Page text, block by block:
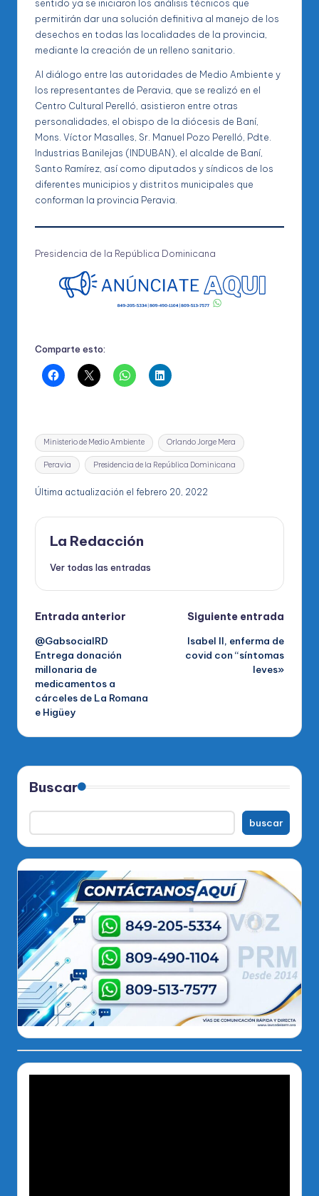
sentido ya se iniciaron los análisis técnicos que
permitirán dar una solución definitiva al manejo de los
desechos en todas las localidades de la provincia,
mediante la creación de un relleno sanitario.
Al diálogo entre las autoridades de Medio Ambiente y
los representantes de Peravia, que se realizó en el
Centro Cultural Perelló, asistieron entre otras
personalidades, el obispo de la diócesis de Baní,
Mons. Víctor Masalles, Sr. Manuel Pozo Perelló, Pdte.
Industrias Banilejas (INDUBAN), el alcalde de Baní,
Santo Ramírez, así como diputados y síndicos de los
diferentes municipios y distritos municipales que
conforman la provincia Peravia.
Presidencia de la República Dominicana
Comparte esto:
Etiquetas:
Ministerio de Medio Ambiente Orlando Jorge Mera
Peravia Presidencia de la República Dominicana
Última actualización el febrero 20, 2022
La Redacción
Ver todas las entradas
Navegación
de
entradas
Entrada anterior
@GabsocialRD
Entrega donación
millonaria de
medicamentos a
cárceles de La Romana
e Higüey
Siguiente entrada
Isabel II, enferma de
covid con “síntomas
leves»
Buscar
buscar